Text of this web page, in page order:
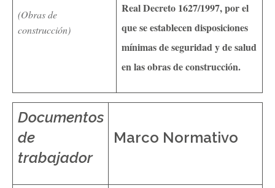
(Obras de
construcción)
Real Decreto 1627/1997, por el
que se establecen disposiciones
mínimas de seguridad y de salud
en las obras de construcción.
Documentos
de
trabajador
Marco Normativo